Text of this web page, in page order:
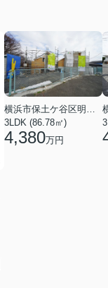
横浜市保土ケ谷区明神台
3LDK (86.78㎡)
4,380万円